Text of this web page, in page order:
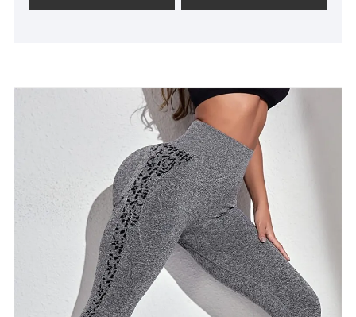
mecanismo de innovación, adaptándonos al
Clothing Co., Ltd se ha especializado en prendas
sin costuras durante muchos años.